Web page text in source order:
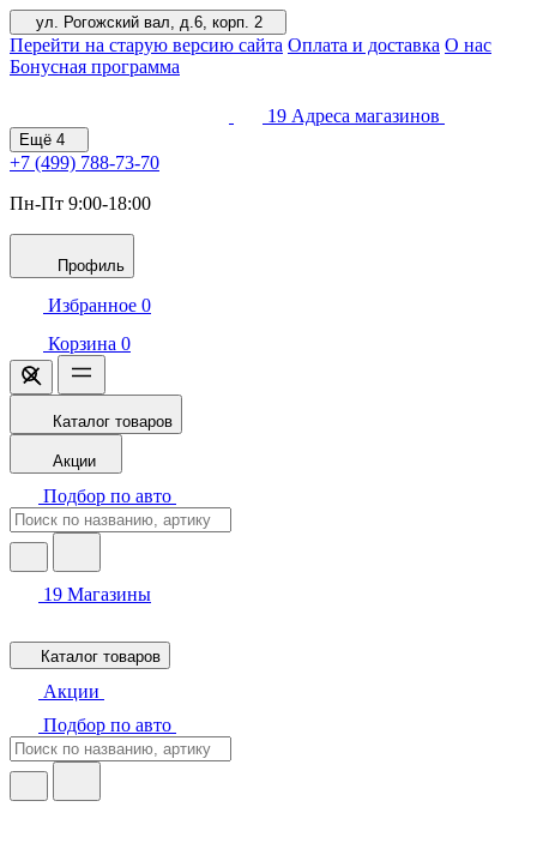
ул. Рогожский вал, д.6, корп. 2
Перейти на старую версию сайта Оплата и доставка О нас
Бонусная программа
19 Адреса магазинов
Ещё 4
+7 (499) 788-73-70
Пн-Пт 9:00-18:00
Профиль
Избранное 0
Корзина 0
Каталог товаров
Акции
Подбор по авто
19 Магазины
Каталог товаров
Акции
Подбор по авто